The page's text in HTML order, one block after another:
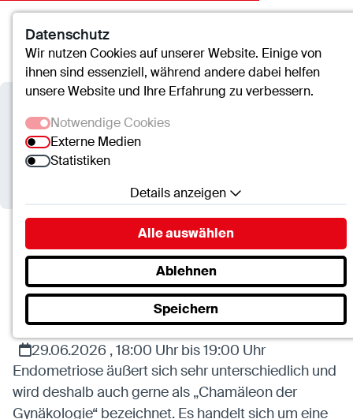
Kontakt Suche Menü
VHS-Vortrag: Endometriose
Gesundheitscampus St.-Clemens
Geldern
Gesundheitscampus Geldern
Termine
VHS-Vortrag: Endometriose
29.06.2026 , 18:00 Uhr bis 19:00 Uhr
Endometriose äußert sich sehr unterschiedlich und
wird deshalb auch gerne als „Chamäleon der
Gynäkologie“ bezeichnet. Es handelt sich um eine
Datenschutz
Wir nutzen Cookies auf unserer Website. Einige von
ihnen sind essenziell, während andere dabei helfen
unsere Website und Ihre Erfahrung zu verbessern.
Notwendige Cookies
Externe Medien
Statistiken
Details anzeigen
Notwendige Cookies
Essenzielle Cookies ermöglichen grundlegende
Funktionen und sind für die einwandfreie Funktion
der Website erforderlich.
SC.Cookie
Name:mscookie
Anbieter:Eigentümer dieser Website
Zweck:Speichert die vom Benutzer ausgewählten
Cookieeinstellungen.
Cookie Laufzeit:2 Wochen
Alle auswählen
Ablehnen
Speichern